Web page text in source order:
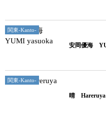
関東-Kanto-
安岡優海
関東-Kanto-
晴 Hareruya